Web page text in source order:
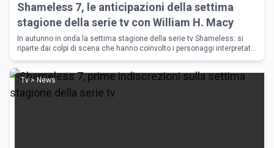
Shameless 7, le anticipazioni della settima
stagione della serie tv con William H. Macy
In autunno in onda la settima stagione della serie tv Shameless: si
riparte dai colpi di scena che hanno coinvolto i personaggi interpretati
Tv > News